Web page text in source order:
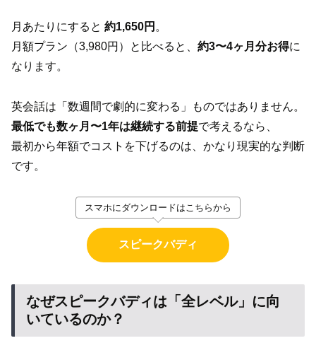
月あたりにすると 約1,650円 。
月額プラン（3,980円）と比べると、 約3〜4ヶ月分お得に
なります。
英会話は「数週間で劇的に変わる」ものではありません。
最低でも数ヶ月〜1年は継続する前提で考えるなら、
最初から年額でコストを下げるのは、かなり現実的な判断
です。
スマホにダウンロードはこちらから
スピークバディ
なぜスピークバディは「全レベル」に向
いているのか？